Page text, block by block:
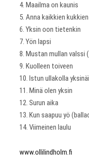
4. Maailma on kaunis
5. Anna kaikkien
6. Yksin oon tietenkin
7. Yön lapsi
8. Mustan mullan valssi
9. Kuolleen toiveen
10. Istun ullakolla
11. Minä olen yksin
12. Surun aika
13. Kun saapuu yö
14. Viimeinen laulu
www.ollilindholm.fi